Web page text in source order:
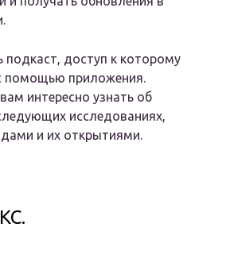
подкаст, доступ к которому
помощью приложения.
интересно узнать об
исследованиях,
и их открытиями.